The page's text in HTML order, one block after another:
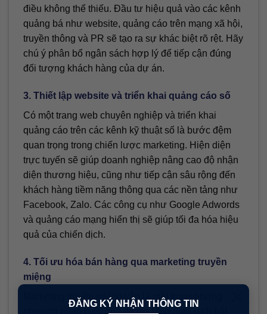
ĐĂNG KÝ NHẬN THÔNG TIN
điều không thể thiếu. Đầu tư hiệu quả vào các kênh
quảng bá như website, quảng cáo trên mạng xã hội,
truyền thông và PR sẽ tạo ra sự khác biệt rõ rệt. Hãy
chú ý phân bổ ngân sách hợp lý để tiếp cận đúng
đối tượng khách hàng của dự án.
3. Thiết lập website và triển khai quảng cáo số
Có một trang web chuyên nghiệp và triển khai
quảng cáo trên các kênh kỹ thuật số là bước đệm
quan trọng trong chiến lược marketing. Hiện diện
trực tuyến sẽ giúp doanh nghiệp nâng cao độ nhận
diện thương hiệu, cũng như tiếp cận sâu rộng đến
khách hàng tiềm năng thông qua các nền tảng như
Facebook, Zalo. Các công cụ như Google Adwords
và quảng cáo mạng hiển thị sẽ giúp tối đa hóa hiệu
quả của chiến dịch.
4. Tối ưu hóa bán hàng qua marketing truyền
miệng
Marketing truyền miệng vẫn là một trong những
phương pháp hiệu quả để gia tăng giao dịch bất